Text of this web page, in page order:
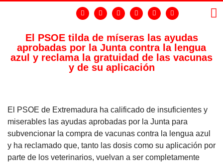
El PSOE tilda de míseras las ayudas
aprobadas por la Junta contra la lengua
azul y reclama la gratuidad de las vacunas
y de su aplicación
El PSOE de Extremadura ha calificado de insuficientes y
miserables las ayudas aprobadas por la Junta para
subvencionar la compra de vacunas contra la lengua azul
y ha reclamado que, tanto las dosis como su aplicación por
parte de los veterinarios, vuelvan a ser completamente